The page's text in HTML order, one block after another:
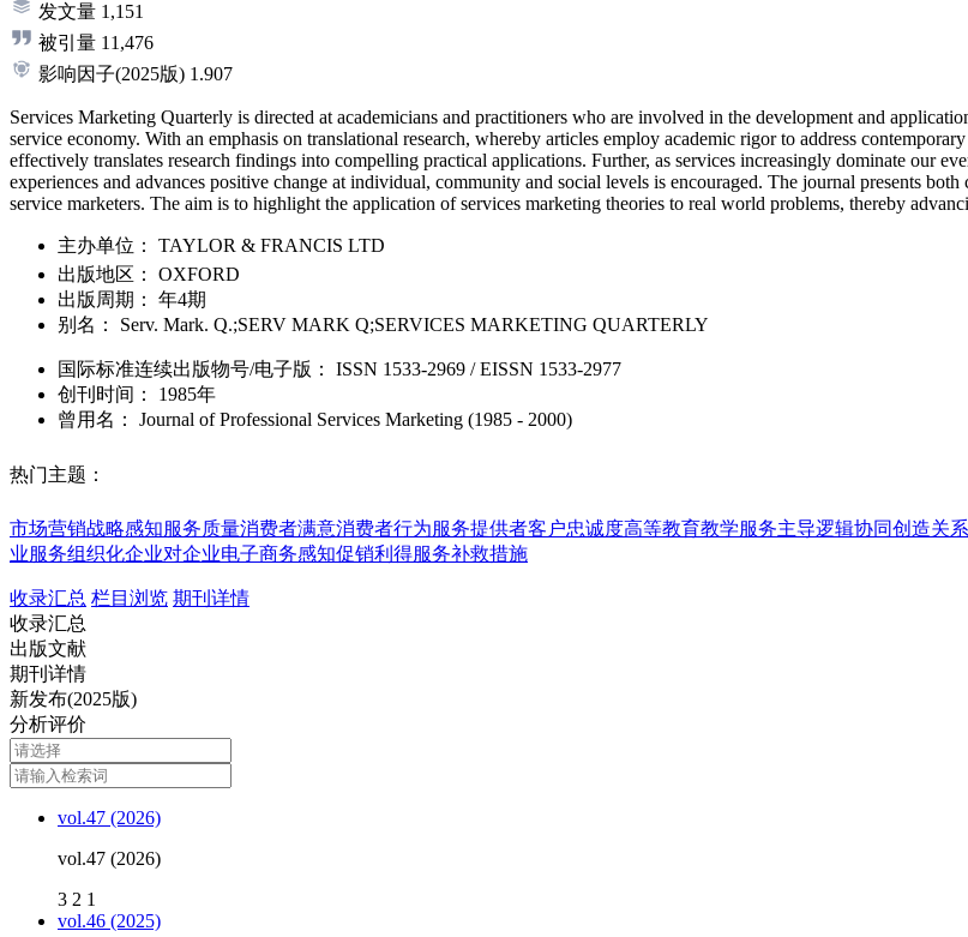
发文量 1,151
被引量 11,476
影响因子(2025版) 1.907
Services Marketing Quarterly is directed at academicians and practitioners who are involved in the development and
service economy. With an emphasis on translational research, whereby articles employ academic rigor to address
effectively translates research findings into compelling practical applications. Further, as services increasingly dominate our
experiences and advances positive change at individual, community and social levels is encouraged. The journal presents
service marketers. The aim is to highlight the application of services marketing theories to real world problems, thereby
主办单位：
TAYLOR & FRANCIS LTD
出版地区：
OXFORD
出版周期：
年4期
别名：
Serv. Mark. Q.;SERV MARK Q;SERVICES MARKETING QUARTERLY
国际标准连续出版物号/电子版 ： ISSN 1533-2969 / EISSN 1533-2977
创刊时间：
1985年
曾用名：
Journal of Professional Services Marketing (1985 - 2000)
热门主题：
市场营销战略感知服务质量消费者满意消费者行为服务提供者客户忠诚度高等教育教学服务主导逻辑协同创造关
业服务组织化企业对企业电子商务感知促销利得服务补救措施
收录汇总 栏目浏览 期刊详情
收录汇总
出版文献
期刊详情
新发布(2025版)
分析评价
vol.47 (2026)
vol.47 (2026)
3 2 1
vol.46 (2025)